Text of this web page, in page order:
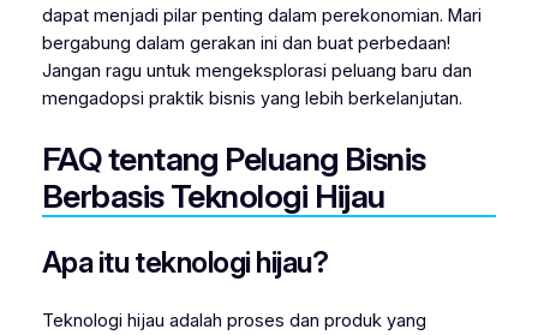
dapat menjadi pilar penting dalam perekonomian. Mari
bergabung dalam gerakan ini dan buat perbedaan!
Jangan ragu untuk mengeksplorasi peluang baru dan
mengadopsi praktik bisnis yang lebih berkelanjutan.
FAQ tentang Peluang Bisnis
Berbasis Teknologi Hijau
Apa itu teknologi hijau?
Teknologi hijau adalah proses dan produk yang